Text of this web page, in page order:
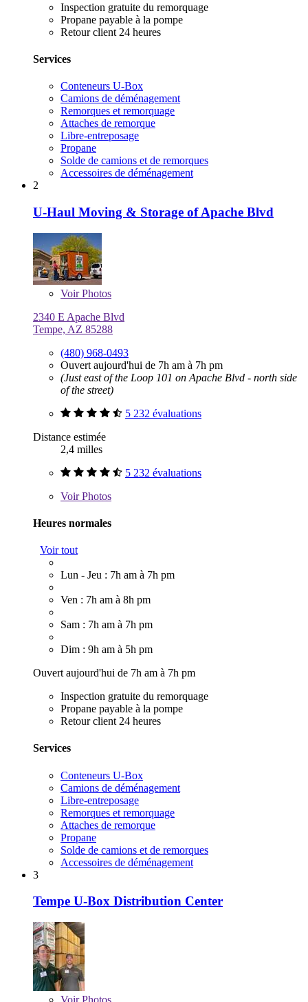
Inspection gratuite du remorquage
Propane payable à la pompe
Retour client 24 heures
Services
Conteneurs U-Box
Camions de déménagement
Remorques et remorquage
Attaches de remorque
Libre-entreposage
Propane
Solde de camions et de remorques
Accessoires de déménagement
2
U-Haul Moving & Storage of Apache Blvd
VoirPhotos
2340 E Apache Blvd
Tempe, AZ 85288
(480) 968-0493
Ouvert aujourd'hui de 7h am à 7h pm
(Just east of the Loop 101 on Apache Blvd - north side
of the street)
5 232 évaluations
Distance estimée
2,4 milles
5 232 évaluations
VoirPhotos
Heures normales
Voir tout
Lun - Jeu : 7h am à 7h pm
Ven : 7h am à 8h pm
Sam : 7h am à 7h pm
Dim : 9h am à 5h pm
Ouvert aujourd'hui de 7h am à 7h pm
Inspection gratuite du remorquage
Propane payable à la pompe
Retour client 24 heures
Services
Conteneurs U-Box
Camions de déménagement
Libre-entreposage
Remorques et remorquage
Attaches de remorque
Propane
Solde de camions et de remorques
Accessoires de déménagement
3
Tempe U-Box Distribution Center
VoirPhotos